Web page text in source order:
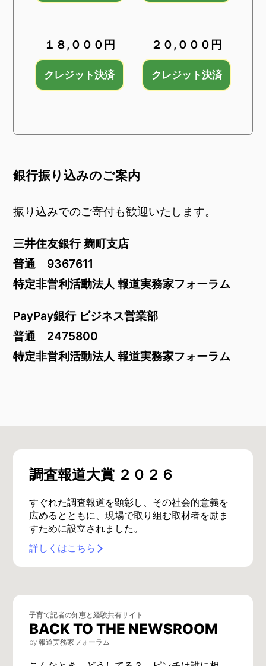
１８,０００円 ２０,０００円
銀行振り込みのご案内
​振り込みでのご寄付も歓迎いたします。
三井住友銀行 麹町支店
普通 9367611
特定非営利活動法人 報道実務家フォーラム
PayPay銀行 ビジネス営業部
普通 2475800
特定非営利活動法人 報道実務家フォーラム
調査報道大賞 ２０２６
すぐれた調査報道を顕彰し、その社会的意義を
広めるとともに、現場で取り組む取材者を励ま
すために設立されました。
詳しくはこちら
子育て記者の知恵と経験共有サイト
BACK TO THE NEWSROOM
by 報道実務家フォーラム